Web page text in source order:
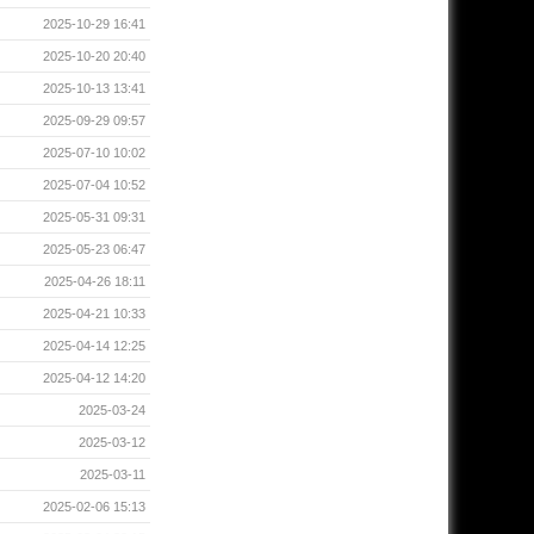
2025-10-29 16:41
2025-10-20 20:40
2025-10-13 13:41
2025-09-29 09:57
2025-07-10 10:02
2025-07-04 10:52
2025-05-31 09:31
2025-05-23 06:47
2025-04-26 18:11
2025-04-21 10:33
2025-04-14 12:25
2025-04-12 14:20
2025-03-24
2025-03-12
2025-03-11
2025-02-06 15:13